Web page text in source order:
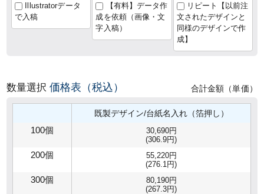
Illustratorデータ
で入稿
【有料】データ作
成を依頼（画像・文
字入稿）
リピート【以前注
文されたデザインと
同様のデザインで作
成】
数量選択価格表（税込） 合計金額（単価）
既製デザイン/台紙名入れ（箔押し）
100個
30,690円
(306.9円)
200個
55,220円
(276.1円)
300個
80,190円
(267.3円)